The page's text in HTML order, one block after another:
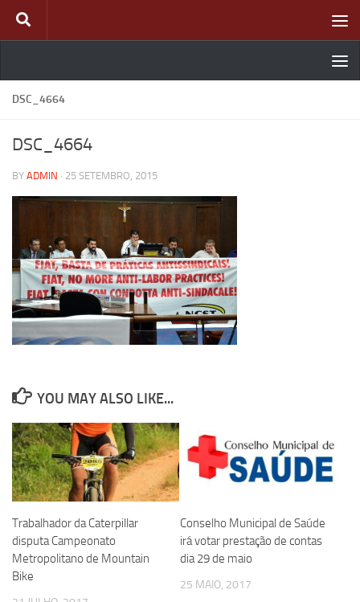
Skip to content
DSC_4664
DSC_4664
BY ADMIN · 25 SETEMBRO, 2015
YOU MAY ALSO LIKE...
Trabalhador da Caterpillar
disputa Campeonato
Metropolitano de Mountain
Bike
Conselho Municipal de Saúde
irá votar prestação de contas
dia 29 de maio
25 MAIO, 2017